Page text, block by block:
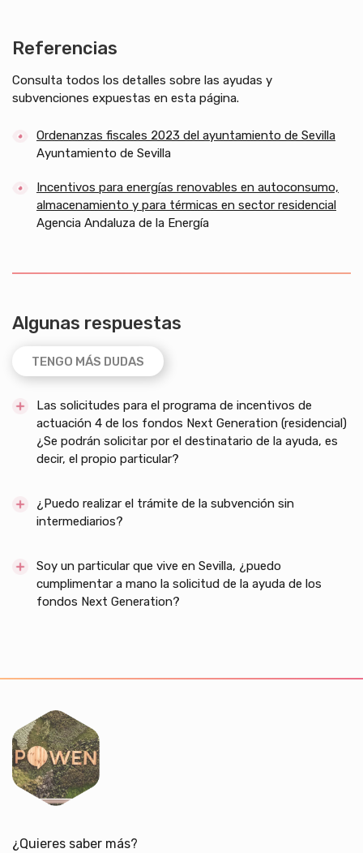
Referencias
Consulta todos los detalles sobre las ayudas y
subvenciones expuestas en esta página.
Ordenanzas fiscales 2023 del ayuntamiento de Sevilla
Ayuntamiento de Sevilla
Incentivos para energías renovables en autoconsumo,
almacenamiento y para térmicas en sector residencial
Agencia Andaluza de la Energía
Algunas respuestas
TENGO MÁS DUDAS
Las solicitudes para el programa de incentivos de
actuación 4 de los fondos Next Generation (residencial)
¿Se podrán solicitar por el destinatario de la ayuda, es
decir, el propio particular?
¿Puedo realizar el trámite de la subvención sin
intermediarios?
Soy un particular que vive en Sevilla, ¿puedo
cumplimentar a mano la solicitud de la ayuda de los
fondos Next Generation?
¿Quieres saber más?